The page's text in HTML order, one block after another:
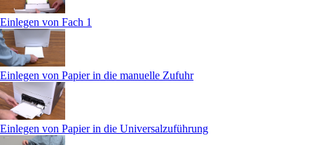
Einlegen von Fach 1
Einlegen von Papier in die manuelle Zufuhr
Einlegen von Papier in die Universalzuführung